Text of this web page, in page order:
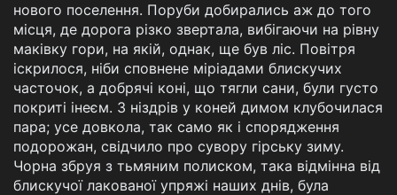
нового поселення. Поруби добирались аж до того
місця, де дорога різко звертала, вибігаючи на рівну
маківку гори, на якій, однак, ще був ліс. Повітря
іскрилося, ніби сповнене міріадами блискучих
часточок, а добрячі коні, що тягли сани, були густо
покриті інеєм. З ніздрів у коней димом клубочилася
пара; усе довкола, так само як і спорядження
подорожан, свідчило про сувору гірську зиму.
Чорна збруя з тьмяним полиском, така відмінна від
блискучої лакованої упряжі наших днів, була